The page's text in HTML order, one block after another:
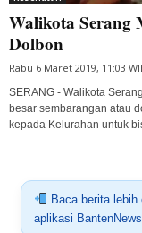
Walikota Serang
Dolbon
Rabu 6 Maret 2019, 11:03
SERANG - Walikota
besar sembarangan atau
kepada Kelurahan untuk
Baca berita lebih
aplikasi